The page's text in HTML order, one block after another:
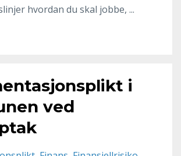
hvordan du skal jobbe, ...
i
ved